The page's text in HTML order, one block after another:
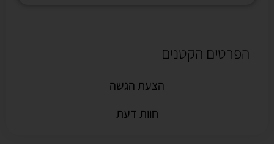
הצעת הגשה
חוות דעת
הפרטים הקטנים